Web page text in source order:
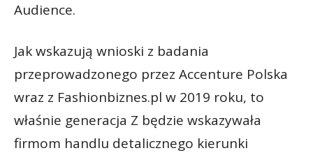
Audience.
Jak wskazują wnioski z badania
przeprowadzonego przez Accenture Polska
wraz z Fashionbiznes.pl w 2019 roku, to
właśnie generacja Z będzie wskazywała
firmom handlu detalicznego kierunki